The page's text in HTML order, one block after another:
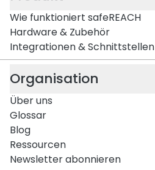
Wie funktioniert safeREACH
Hardware & Zubehör
Integrationen & Schnittstellen
Organisation
Über uns
Glossar
Blog
Ressourcen
Newsletter abonnieren